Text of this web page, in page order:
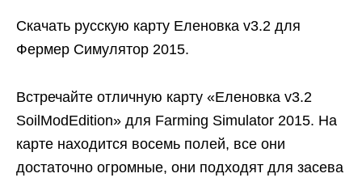
Скачать русскую карту Еленовка v3.2 для
Фермер Симулятор 2015.
Встречайте отличную карту «Еленовка v3.2
SoilModEdition» для Farming Simulator 2015. На
карте находится восемь полей, все они
достаточно огромные, они подходят для засева